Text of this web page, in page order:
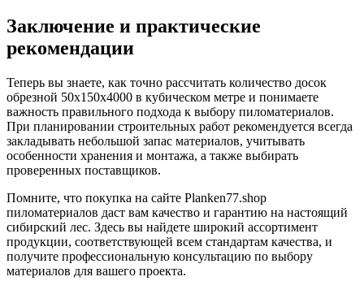
Заключение и практические
рекомендации
Теперь вы знаете, как точно рассчитать количество досок
обрезной 50х150х4000 в кубическом метре и понимаете
важность правильного подхода к выбору пиломатериалов.
При планировании строительных работ рекомендуется всегда
закладывать небольшой запас материалов, учитывать
особенности хранения и монтажа, а также выбирать
проверенных поставщиков.
Помните, что покупка на сайте Planken77.shop
пиломатериалов даст вам качество и гарантию на настоящий
сибирский лес. Здесь вы найдете широкий ассортимент
продукции, соответствующей всем стандартам качества, и
получите профессиональную консультацию по выбору
материалов для вашего проекта.